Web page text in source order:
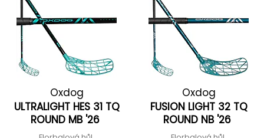
Oxdog
ULTRALIGHT HES 31 TQ
ROUND MB '26
Oxdog
FUSION LIGHT 32 TQ
ROUND NB '26